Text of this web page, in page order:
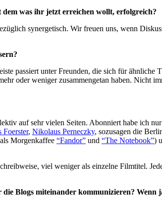
was ihr jetzt erreichen wollt, erfolgreich?
synergetisch. Wir freuen uns, wenn
passiert unter Freunden, die sich für ähnliche
oder weniger zusammengetan haben. Nicht
auf sehr vielen Seiten. Abonniert habe ich
Foerster, Nikolaus Perneczky, sozusagen die
Morgenkaffee “Fandor” und “The Notebook”)
viel weniger als einzelne Filmtitel.
Blogs miteinander kommunizieren? Wenn